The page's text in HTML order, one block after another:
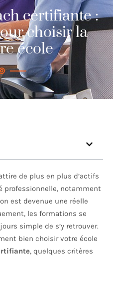
certifiante :
choisir la
école
de plus en plus d’actifs
professionnelle, notamment
est devenue une réelle
les formations se
simple de s’y retrouver.
bien choisir votre école
, quelques critères